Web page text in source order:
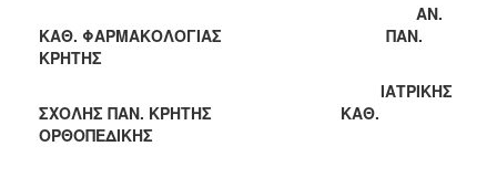
ΑΝ.
ΚΑΘ. ΦΑΡΜΑΚΟΛΟΓΙΑΣ ΠΑΝ.
ΚΡΗΤΗΣ
ΙΑΤΡΙΚΗΣ
ΣΧΟΛΗΣ ΠΑΝ. ΚΡΗΤΗΣ ΚΑΘ.
ΟΡΘΟΠΕΔΙΚΗΣ